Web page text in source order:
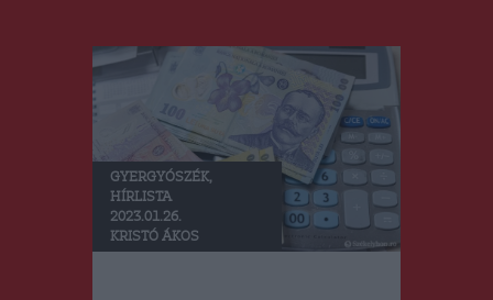
Kapcsolat
RO
GYERGYÓSZÉK,
HÍRLISTA
2023.01.26.
KRISTÓ ÁKOS